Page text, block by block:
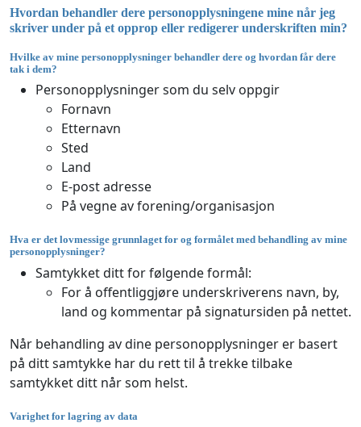
Hvordan behandler dere personopplysningene mine når jeg
skriver under på et opprop eller redigerer underskriften min?
Hvilke av mine personopplysninger behandler dere og hvordan får dere
tak i dem?
Personopplysninger som du selv oppgir
Fornavn
Etternavn
Sted
Land
E-post adresse
På vegne av forening/organisasjon
Hva er det lovmessige grunnlaget for og formålet med behandling av mine
personopplysninger?
Samtykket ditt for følgende formål:
For å offentliggjøre underskriverens navn, by,
land og kommentar på signatursiden på nettet.
Når behandling av dine personopplysninger er basert
på ditt samtykke har du rett til å trekke tilbake
samtykket ditt når som helst.
Varighet for lagring av data